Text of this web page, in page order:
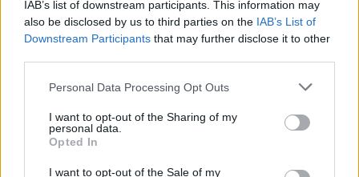
IAB’s list of downstream participants. This information may
also be disclosed by us to third parties on the IAB’s List of
Downstream Participants that may further disclose it to other
Personal Data Processing Opt Outs
I want to opt-out of the Sharing of my
personal data.
Opted In
I want to opt-out of the Sale of my